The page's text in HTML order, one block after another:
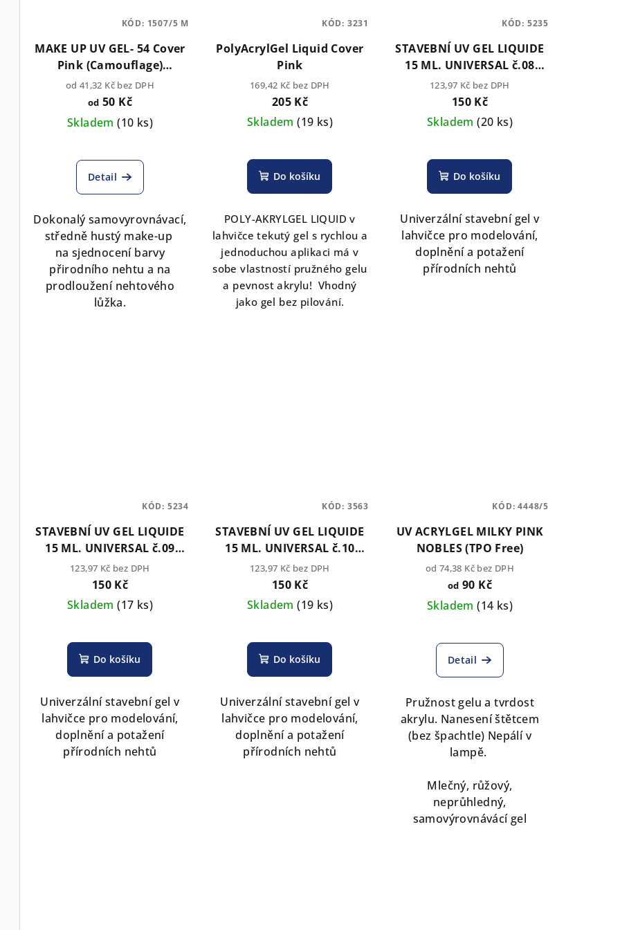
MAKE UP UV GEL- 54 Cover
Pink (Camouflage)
béžovorůžový NOBLES
(TPO Free)
od 41,32 Kč bez DPH
od 50 Kč
Skladem(10 ks)
Detail
Dokonalý samovyrovnávací,
středně hustý make-up
na sjednocení barvy
přirodního nehtu a na
prodloužení nehtového
lůžka.
KÓD: 1507/5 M
PolyAcrylGel Liquid Cover
Pink
169,42 Kč bez DPH
205 Kč
Skladem(19 ks)
Do košíku
POLY-AKRYLGEL LIQUID v
lahvičce tekutý gel s rychlou a
jednoduchou aplikaci má v
sobe vlastností pružného gelu
a pevnost akrylu! Vhodný
jako gel bez pilování.
KÓD: 3231
STAVEBNÍ UV GEL LIQUIDE
15 ML. UNIVERSAL č.08
(TPO free)
123,97 Kč bez DPH
150 Kč
Skladem(20 ks)
Do košíku
Univerzální stavební gel v
lahvičce pro modelování,
doplnění a potažení
přírodních nehtů
KÓD: 5235
STAVEBNÍ UV GEL LIQUIDE
15 ML. UNIVERSAL č.09
(TPO free)
123,97 Kč bez DPH
150 Kč
Skladem(17 ks)
Do košíku
Univerzální stavební gel v
lahvičce pro modelování,
doplnění a potažení
přírodních nehtů
KÓD: 5234
STAVEBNÍ UV GEL LIQUIDE
15 ML. UNIVERSAL č.10
(TPO free)
123,97 Kč bez DPH
150 Kč
Skladem(19 ks)
Do košíku
Univerzální stavební gel v
lahvičce pro modelování,
doplnění a potažení
přírodních nehtů
KÓD: 3563
UV ACRYLGEL MILKY PINK
NOBLES (TPO Free)
od 74,38 Kč bez DPH
od 90 Kč
Skladem(14 ks)
Detail
Pružnost gelu a tvrdost
akrylu. Nanesení štětcem
(bez špachtle) Nepálí v
lampě.
Mlečný, růžový,
neprůhledný,
samovýrovnávácí gel
KÓD:4448/5